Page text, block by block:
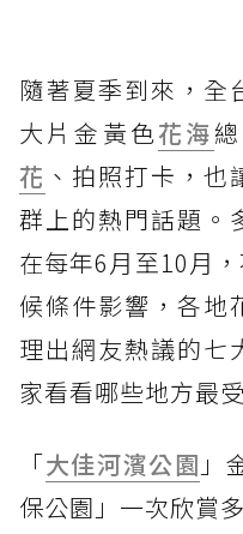
隨著夏季到來，全
大片金黃色花海
花 、拍照打卡，
群上的熱門話題。
在每年6月至10月
候條件影響，各地
理出網友熱議的七
家看看哪些地方最
「大佳河濱公園 」
保公園」一次欣賞